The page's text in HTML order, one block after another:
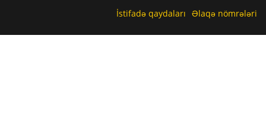
İstifadə qaydaları Əlaqə nömrələri